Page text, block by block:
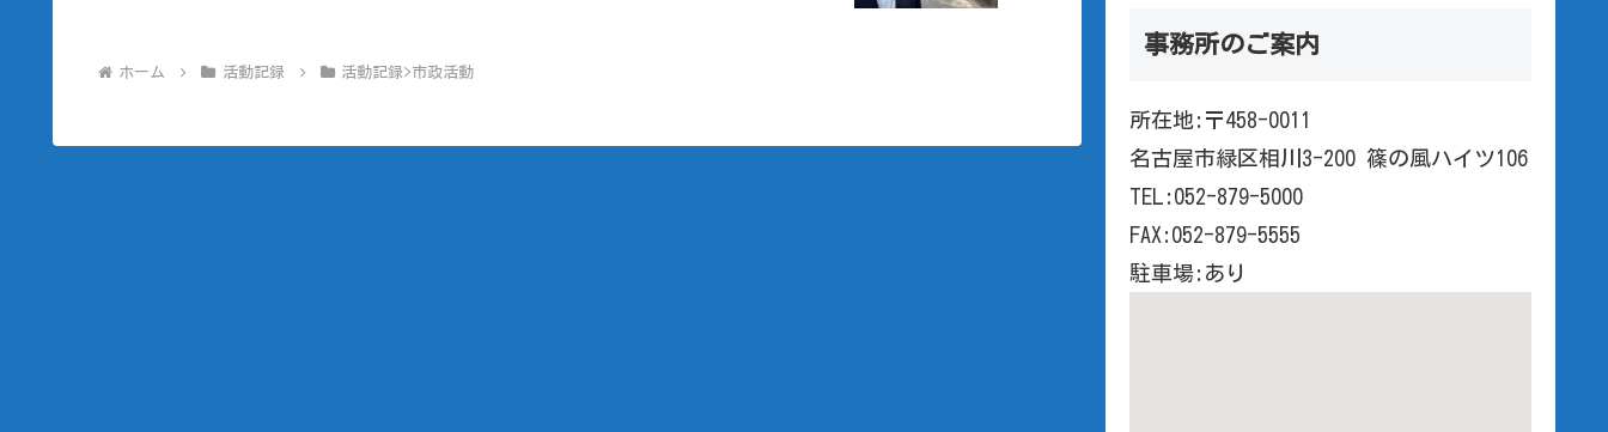
ホーム 活動記録 活動記録>市政活動
事務所のご案内
所在地:〒458-0011
名古屋市緑区相川3-200 篠の風ハイツ106
TEL:052-879-5000
FAX:052-879-5555
駐車場:あり